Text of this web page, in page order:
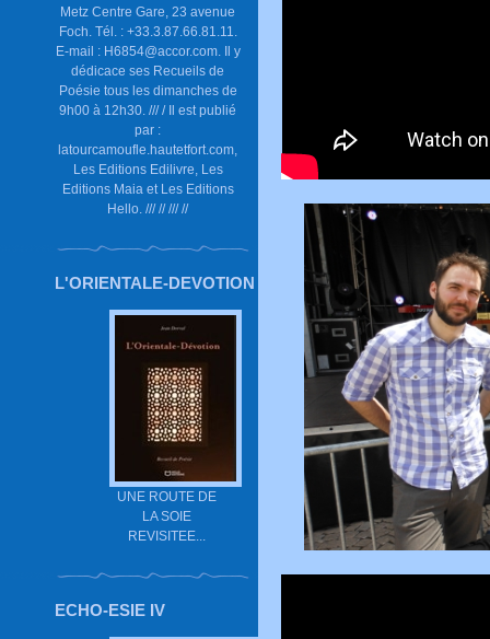
Metz Centre Gare, 23 avenue
Foch. Tél. : +33.3.87.66.81.11.
E-mail : H6854@accor.com. Il y
dédicace ses Recueils de
Poésie tous les dimanches de
9h00 à 12h30. /// / Il est publié
par :
latourcamoufle.hautetfort.com,
Les Editions Edilivre, Les
Editions Maia et Les Editions
Hello. /// // /// //
L'ORIENTALE-DEVOTION
UNE ROUTE DE
LA SOIE
REVISITEE...
ECHO-ESIE IV